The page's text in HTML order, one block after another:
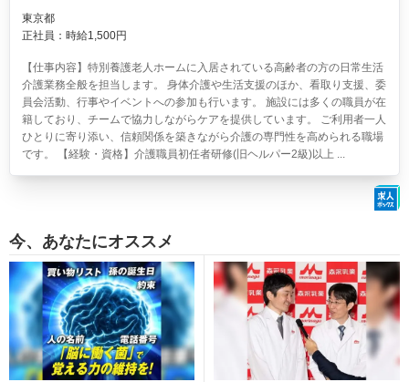
東京都
正社員：時給1,500円
【仕事内容】特別養護老人ホームに入居されている高齢者の方の日常生活
介護業務全般を担当します。 身体介護や生活支援のほか、看取り支援、委
員会活動、行事やイベントへの参加も行います。 施設には多くの職員が在
籍しており、チームで協力しながらケアを提供しています。 ご利用者一人
ひとりに寄り添い、信頼関係を築きながら介護の専門性を高められる職場
です。 【経験・資格】介護職員初任者研修(旧ヘルパー2級)以上 ...
今、あなたにオススメ